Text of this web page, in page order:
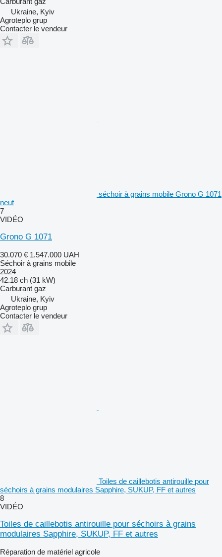
Ukraine, Kyiv
Agroteplo grup
Contacter le vendeur
séchoir à grains mobile Grono G 1071
neuf
7
VIDÉO
Grono G 1071
30.070 € 1.547.000 UAH
Séchoir à grains mobile
2024
42.18 ch (31 kW)
Carburant gaz
Ukraine, Kyiv
Agroteplo grup
Contacter le vendeur
Toiles de caillebotis antirouille pour
séchoirs à grains modulaires Sapphire, SUKUP, FF et autres
8
VIDÉO
Toiles de caillebotis antirouille pour séchoirs à grains
modulaires Sapphire, SUKUP, FF et autres
Réparation de matériel agricole